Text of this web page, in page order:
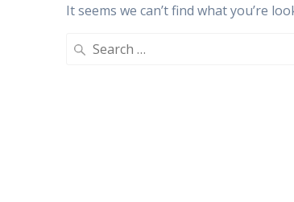
It seems we can’t find what you’re
Search